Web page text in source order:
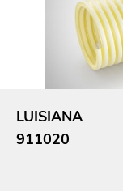
LUISIANA
911020